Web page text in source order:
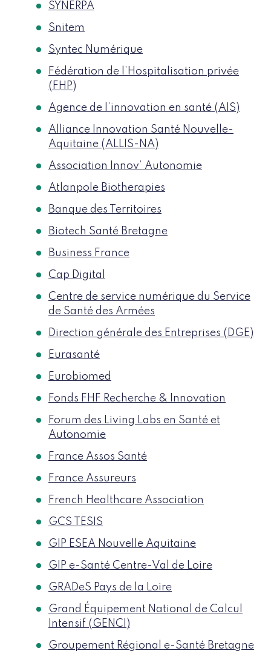
SYNERPA
Snitem
Syntec Numérique
Fédération de l’Hospitalisation privée
(FHP)
Agence de l’innovation en santé (AIS)
Alliance Innovation Santé Nouvelle-
Aquitaine (ALLIS-NA)
Association Innov’ Autonomie
Atlanpole Biotherapies
Banque des Territoires
Biotech Santé Bretagne
Business France
Cap Digital
Centre de service numérique du Service
de Santé des Armées
Direction générale des Entreprises (DGE)
Eurasanté
Eurobiomed
Fonds FHF Recherche & Innovation
Forum des Living Labs en Santé et
Autonomie
France Assos Santé
France Assureurs
French Healthcare Association
GCS TESIS
GIP ESEA Nouvelle Aquitaine
GIP e-Santé Centre-Val de Loire
GRADeS Pays de la Loire
Grand Équipement National de Calcul
Intensif (GENCI)
Groupement Régional e-Santé Bretagne